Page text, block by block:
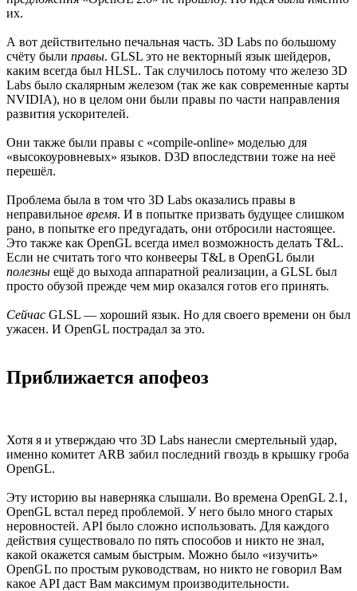
их.
А вот действительно печальная часть. 3D Labs по большому
счёту были правы. GLSL это не векторный язык шейдеров,
каким всегда был HLSL. Так случилось потому что железо 3D
Labs было скалярным железом (так же как современные карты
NVIDIA), но в целом они были правы по части направления
развития ускорителей.
Они также были правы с «compile-online» моделью для
«высокоуровневых» языков. D3D впоследствии тоже на неё
перешёл.
Проблема была в том что 3D Labs оказались правы в
неправильное время. И в попытке призвать будущее слишком
рано, в попытке его предугадать, они отбросили настоящее.
Это также как OpenGL всегда имел возможность делать T&L.
Если не считать того что конвееры T&L в OpenGL были
полезны ещё до выхода аппаратной реализации, а GLSL был
просто обузой прежде чем мир оказался готов его принять.
Сейчас GLSL — хороший язык. Но для своего времени он был
ужасен. И OpenGL пострадал за это.
Приближается апофеоз
Хотя я и утверждаю что 3D Labs нанесли смертельный удар,
именно комитет ARB забил последний гвоздь в крышку гроба
OpenGL.
Эту историю вы наверняка слышали. Во времена OpenGL 2.1,
OpenGL встал перед проблемой. У него было много старых
неровностей. API было сложно использовать. Для каждого
действия существовало по пять способов и никто не знал,
какой окажется самым быстрым. Можно было «изучить»
OpenGL по простым руководствам, но никто не говорил Вам
какое API даст Вам максимум производительности.